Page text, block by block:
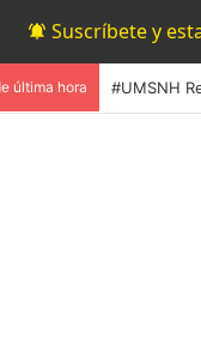
Suscríbete y
última hora